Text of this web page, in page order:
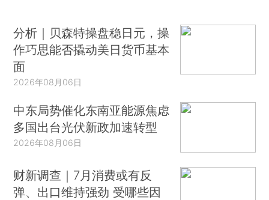
分析｜贝森特操盘稳日元，操
作巧思能否撬动美日货币基本
面
2026年08月06日
中东局势催化东南亚能源焦虑
多国出台光伏新政加速转型
2026年08月06日
财新调查｜7月消费或有反
弹、出口维持强劲 受哪些因